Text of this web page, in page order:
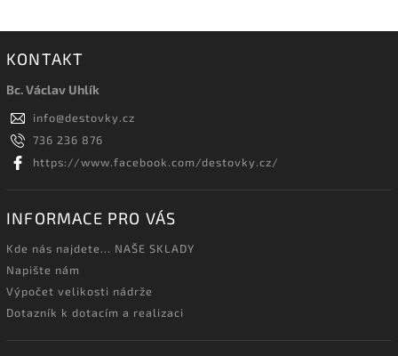
KONTAKT
Bc. Václav Uhlík
info@destovky.cz
736 236 876
https://www.facebook.com/destovky.cz/
INFORMACE PRO VÁS
Kde nás najdete... NAŠE SKLADY
Napište nám
Výpočet velikosti nádrže
Dotazník k dotacím a realizaci